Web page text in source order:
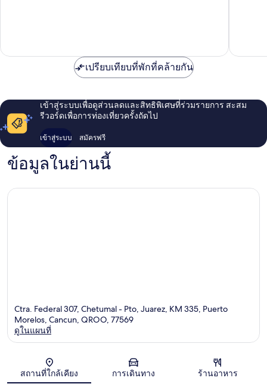
ทุก
เต
คลู
เต
เลรา
เปรียบเทียบที่พักที่คล้ายกัน
เข้าสู่ระบบเพื่อดูส่วนลดและสิทธิพิเศษที่ร่วมรายการ สะสม
รีวอร์ดเพื่อการท่องเที่ยวครั้งถัดไป
เข้าสู่ระบบ สมัครฟรี
ข้อมูลในย่านนี้
แผนที่
Ctra. Federal 307, Chetumal - Pto, Juarez, KM 335, Puerto
Morelos, Cancun, QROO, 77569
ดูในแผนที่
สถานที่ใกล้เคียง การเดินทาง ร้านอาหาร